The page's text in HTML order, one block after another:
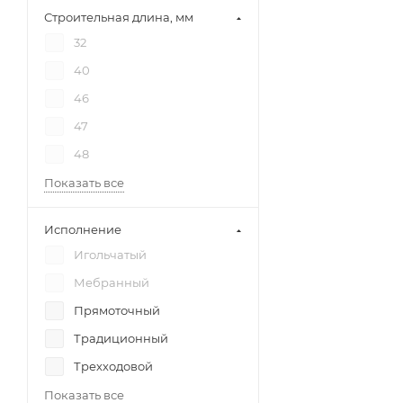
Строительная длина, мм
32
40
46
47
48
Показать все
Исполнение
Игольчатый
Мебранный
Прямоточный
Традиционный
Трехходовой
Показать все